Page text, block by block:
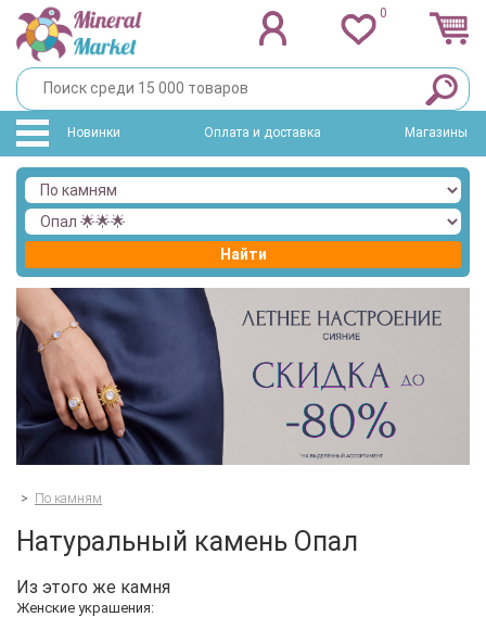
0
Новинки Оплата и доставка Магазины
Найти
> По камням
Натуральный камень Опал
Из этого же камня
Женские украшения: